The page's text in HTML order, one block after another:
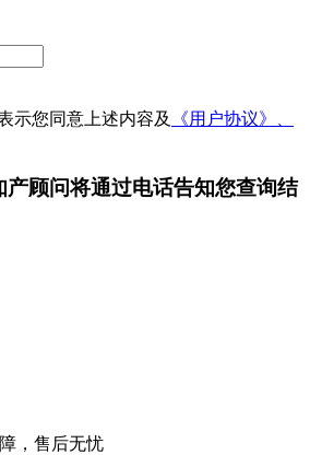
示您同意上述内容及
《用户协议》、
产顾问将通过电话告知您查询结
，售后无忧